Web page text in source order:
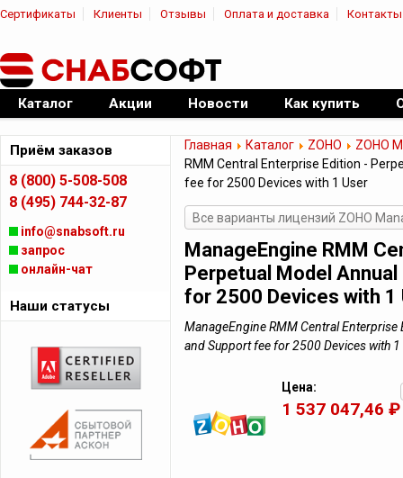
Сертификаты Клиенты Отзывы Оплата и доставка Контакты
Официальный дилер ПО
Каталог Акции Новости Как купить
Главная Каталог ZOHO
ZOHO
RMM Central Enterprise Edition -
fee for 2500 Devices with 1 User
Все варианты лицензий ZOHO
ManageEngine RMM
Perpetual Model
for 2500 Devices with 1
ManageEngine RMM Central
and Support fee for 2500 Devices with
Цена:
1 537 047,46 ₽
Приём заказов
8 (800) 5-508-508
8 (495) 744-32-87
info@snabsoft.ru
запрос
онлайн-чат
Наши статусы